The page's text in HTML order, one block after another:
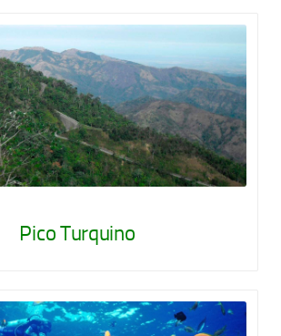
Pico Turquino